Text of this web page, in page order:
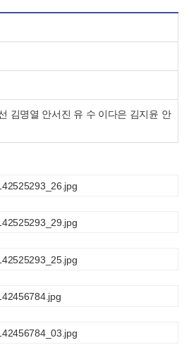
김명열 안서진 유 수 이다은 김지윤 안